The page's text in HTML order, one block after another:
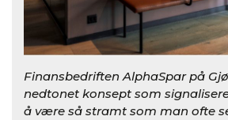
Finansbedriften AlphaSpar på
nedtonet konsept som
å være så stramt som man ofte